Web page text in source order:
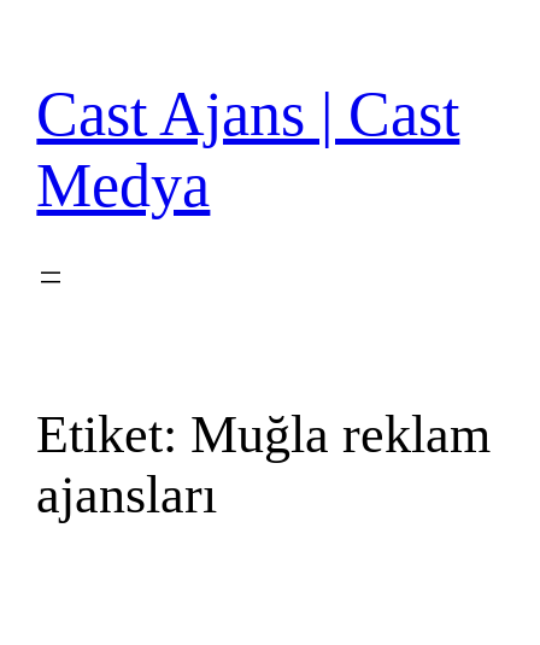
Cast Ajans | Cast
Medya
Etiket: Muğla reklam
ajansları